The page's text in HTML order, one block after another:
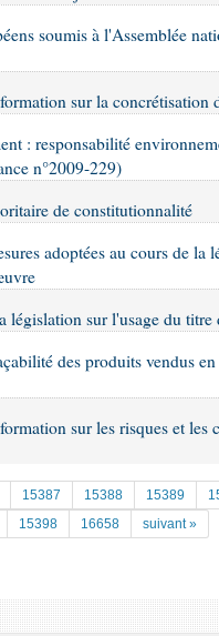
soumis à l'Assemblée
sur la concrétisation
: responsabilité
n°2009-229)
de constitutionnalité
adoptées au cours de la
législation sur l'usage du titre
des produits vendus
sur les risques et les
15387 15388 15389
15398 16658 suivant »